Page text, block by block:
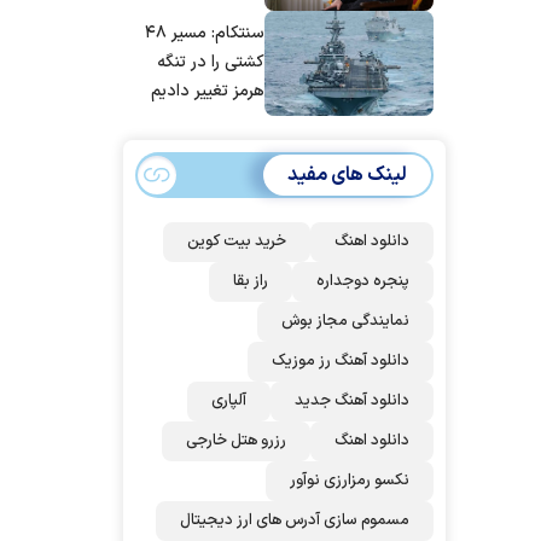
مردم ایران استسنتکام: مسیر ۴۸
کشتی را در تنگه
هرمز تغییر دادیم
لینک های مفید
دانلود اهنگ
خرید بیت کوین
پنجره دوجداره
راز بقا
نمایندگی مجاز بوش
دانلود آهنگ رز‌ موزیک
دانلود آهنگ جدید
آلپاری
دانلود اهنگ
رزرو هتل خارجی
نکسو رمزارزی نوآور
مسموم سازی آدرس های ارز دیجیتال